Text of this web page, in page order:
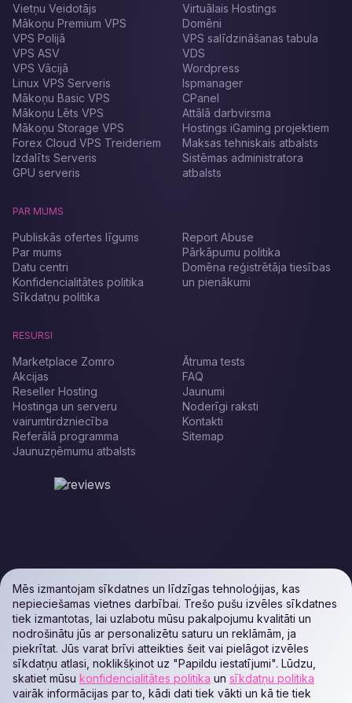
Vietņu Veidotājs
Mākoņu Premium VPS
VPS Polijā
VPS ASV
VPS Vācijā
Linux VPS Serveris
Mākoņu Basic VPS
Mākoņu Lēts VPS
Mākoņu Storage VPS
Forex Cloud VPS Treideriem
Izdalīts Serveris
GPU serveris
Virtuālais Hostings
Domēni
VPS salīdzināšanas tabula
VDS
Wordpress
Ispmanager
CPanel
Attālā darbvirsma
Hostings iGaming projektiem
Maksas tehniskais atbalsts
Sistēmas administratora
atbalsts
PAR MUMS
Publiskās ofertes līgums
Par mums
Datu centri
Konfidencialitātes politika
Sīkdatņu politika
Report Abuse
Pārkāpumu politika
Domēna reģistrētāja tiesības
un pienākumi
RESURSI
Marketplace Zomro
Akcijas
Reseller Hosting
Hostinga un serveru
vairumtirdzniecība
Referālā programma
Jaunuzņēmumu atbalsts
Ātruma tests
FAQ
Jaunumi
Noderīgi raksti
Kontakti
Sitemap
Mēs izmantojam sīkdatnes un līdzīgas tehnoloģijas, kas
nepieciešamas vietnes darbībai. Trešo pušu izvēles sīkdatnes
tiek izmantotas, lai uzlabotu mūsu pakalpojumu kvalitāti un
nodrošinātu jūs ar personalizētu saturu un reklāmām, ja
piekrītat. Jūs varat brīvi atteikties šeit vai pielāgot izvēles
sīkdatņu atlasi, noklikšķinot uz "Papildu iestatījumi". Lūdzu,
skatiet mūsu konfidencialitātes politika un sīkdatņu politika
vairāk informācijas par to, kādi dati tiek vākti un kā tie tiek